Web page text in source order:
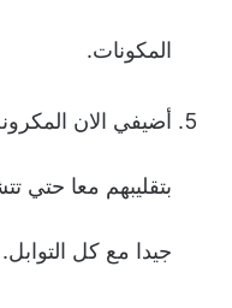
المكونات.
أضيفي الان
بتقليبهم معا حتي
جيدا مع كل التوابل.